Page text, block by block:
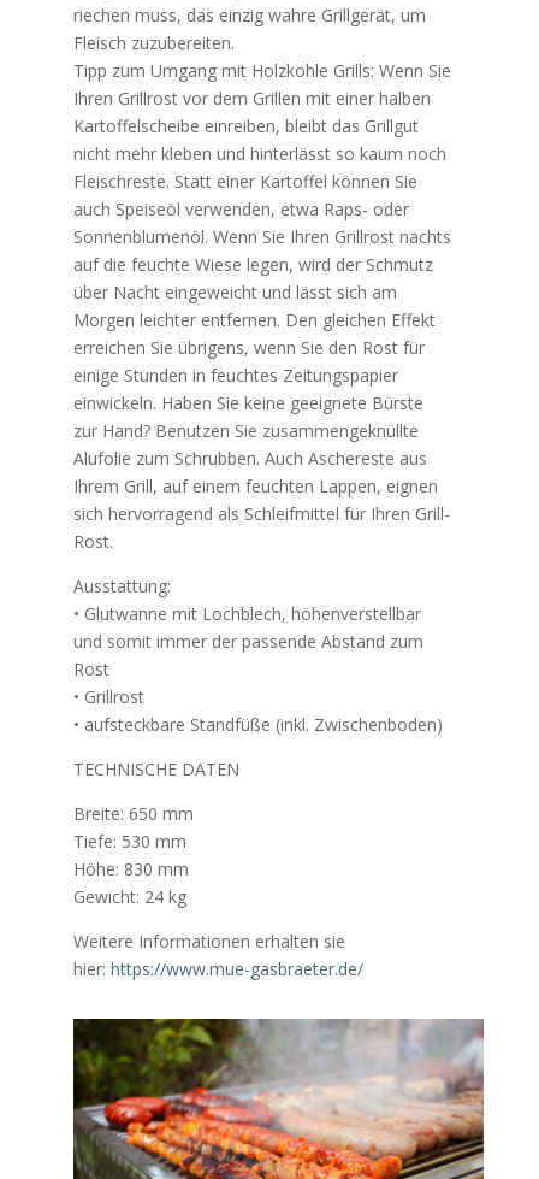
riechen muss, das einzig wahre Grillgerät, um
Fleisch zuzubereiten.
Tipp zum Umgang mit Holzkohle Grills: Wenn Sie
Ihren Grillrost vor dem Grillen mit einer halben
Kartoffelscheibe einreiben, bleibt das Grillgut
nicht mehr kleben und hinterlässt so kaum noch
Fleischreste. Statt einer Kartoffel können Sie
auch Speiseöl verwenden, etwa Raps- oder
Sonnenblumenöl. Wenn Sie Ihren Grillrost nachts
auf die feuchte Wiese legen, wird der Schmutz
über Nacht eingeweicht und lässt sich am
Morgen leichter entfernen. Den gleichen Effekt
erreichen Sie übrigens, wenn Sie den Rost für
einige Stunden in feuchtes Zeitungspapier
einwickeln. Haben Sie keine geeignete Bürste
zur Hand? Benutzen Sie zusammengeknüllte
Alufolie zum Schrubben. Auch Aschereste aus
Ihrem Grill, auf einem feuchten Lappen, eignen
sich hervorragend als Schleifmittel für Ihren Grill-
Rost.
Ausstattung:
• Glutwanne mit Lochblech, höhenverstellbar
und somit immer der passende Abstand zum
Rost
• Grillrost
• aufsteckbare Standfüße (inkl. Zwischenboden)
TECHNISCHE DATEN
Breite: 650 mm
Tiefe: 530 mm
Höhe: 830 mm
Gewicht: 24 kg
Weitere Informationen erhalten sie
hier:https://www.mue-gasbraeter.de/